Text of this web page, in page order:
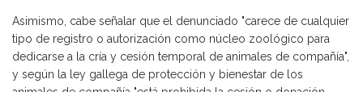
Asimismo, cabe señalar que el denunciado "carece de cualquier
tipo de registro o autorización como núcleo zoológico para
dedicarse a la cría y cesión temporal de animales de compañía",
y según la ley gallega de protección y bienestar de los